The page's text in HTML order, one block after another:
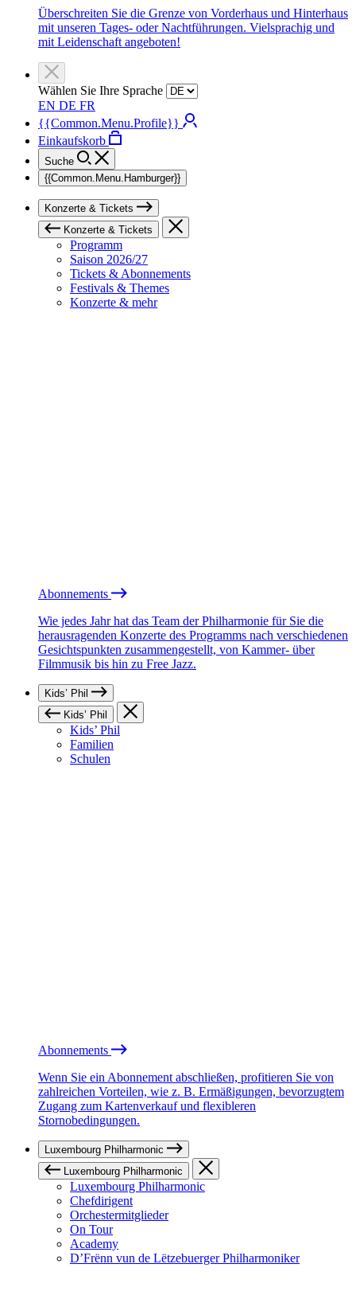
Überschreiten Sie die Grenze von Vorderhaus und Hinterhaus
mit unseren Tages- oder Nachtführungen. Vielsprachig und
mit Leidenschaft angeboten!
Wählen Sie Ihre Sprache
EN DE FR
{{Common.Menu.Profile}}
Einkaufskorb
Suche
{{Common.Menu.Hamburger}}
Konzerte & Tickets
Konzerte & Tickets
Programm
Saison 2026/27
Tickets & Abonnements
Festivals & Themes
Konzerte & mehr
Abonnements
Wie jedes Jahr hat das Team der Philharmonie für Sie die
herausragenden Konzerte des Programms nach verschiedenen
Gesichtspunkten zusammengestellt, von Kammer- über
Filmmusik bis hin zu Free Jazz.
Kids’ Phil
Kids’ Phil
Kids’ Phil
Familien
Schulen
Abonnements
Wenn Sie ein Abonnement abschließen, profitieren Sie von
zahlreichen Vorteilen, wie z. B. Ermäßigungen, bevorzugtem
Zugang zum Kartenverkauf und flexibleren
Stornobedingungen.
Luxembourg Philharmonic
Luxembourg Philharmonic
Luxembourg Philharmonic
Chefdirigent
Orchestermitglieder
On Tour
Academy
D’Frënn vun de Lëtzebuerger Philharmoniker